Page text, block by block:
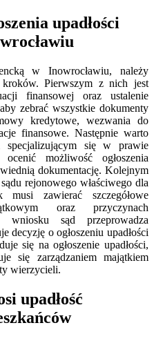
upadłości
w Inowrocławiu, należy
Pierwszym z nich jest
finansowej oraz ustalenie
zebrać wszystkie dokumenty
kredytowe, wezwania do
finansowe. Następnie warto
specjalizującym się w prawie
możliwość ogłoszenia
dokumentację. Kolejnym
rejonowego właściwego dla
musi zawierać szczegółowe
oraz przyczynach
wniosku sąd przeprowadza
decyzję o ogłoszeniu upadłości
się na ogłoszenie upadłości,
się zarządzaniem majątkiem
wierzycieli.
upadłość